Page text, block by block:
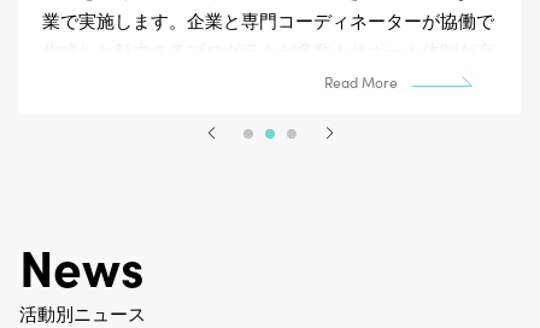
色を活かした受入ノウハウやその効果などについて詳し
News
活動別ニュース